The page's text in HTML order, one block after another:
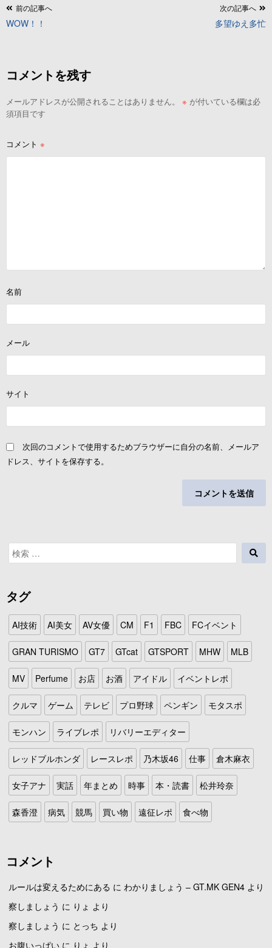
投
稿
ゲ
ー
シ
ン
前の記事へ
WOW！！
次の記事へ
多望ゆえ多忙
コメントを残す
メールアドレスが公開されることはありません。 ※ が付いている欄は必
須項目です
コメント ※
名前
メール
サイト
次回のコメントで使用するためブラウザーに自分の名前、メールア
ドレス、サイトを保存する。
検
索
索
タグ
AI技術 AI美女 AV女優 CM F1 FBC FCイベント
GRAN TURISMO GT7 GTcat GTSPORT MHW MLB
MV Perfume お店 お酒 アイドル イベントレポ
クルマ ゲーム テレビ プロ野球 ペンギン モタスポ
モンハン ライブレポ リバリーエディター
レッドブルホンダ レースレポ 乃木坂46 仕事 倉木麻衣
女子アナ 実話 年まとめ 時事 本・読書 松井玲奈
森香澄 病気 競馬 買い物 遠征レポ 食べ物
コメント
ルールは変えるためにある に わかりましょう – GT.MK GEN4 より
察しましょう に りょ より
察しましょう に とっち より
お腹いっぱい に りょ より